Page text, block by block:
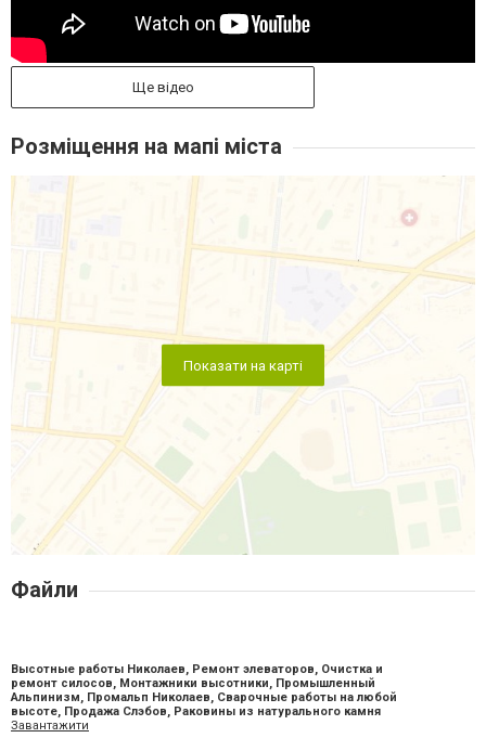
Ще відео
Розміщення на мапі міста
Показати на карті
Файли
Высотные работы Николаев, Ремонт элеваторов, Очистка и
ремонт силосов, Монтажники высотники, Промышленный
Альпинизм, Промальп Николаев, Сварочные работы на любой
высоте, Продажа Слэбов, Раковины из натурального камня
Завантажити